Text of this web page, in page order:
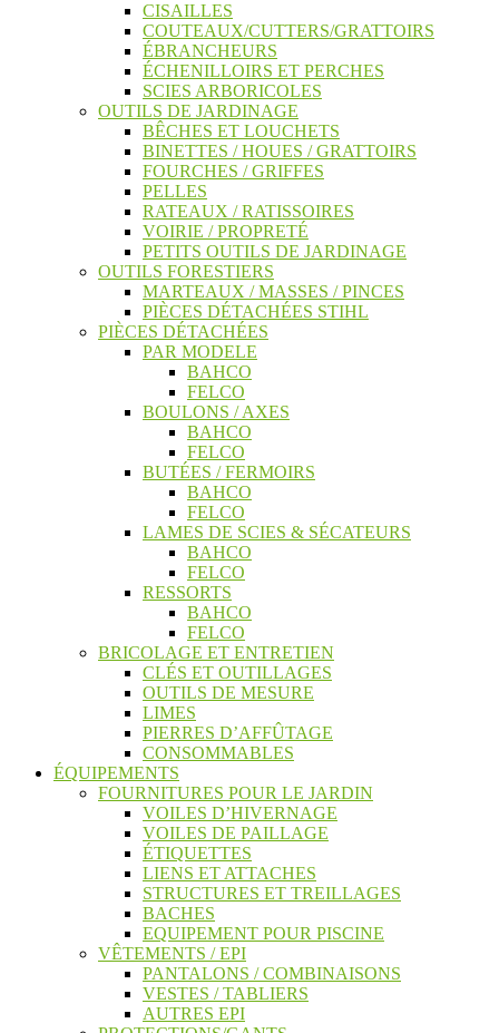
CISAILLES
COUTEAUX/CUTTERS/GRATTOIRS
ÉBRANCHEURS
ÉCHENILLOIRS ET PERCHES
SCIES ARBORICOLES
OUTILS DE JARDINAGE
BÊCHES ET LOUCHETS
BINETTES / HOUES / GRATTOIRS
FOURCHES / GRIFFES
PELLES
RATEAUX / RATISSOIRES
VOIRIE / PROPRETÉ
PETITS OUTILS DE JARDINAGE
OUTILS FORESTIERS
MARTEAUX / MASSES / PINCES
PIÈCES DÉTACHÉES STIHL
PIÈCES DÉTACHÉES
PAR MODELE
BAHCO
FELCO
BOULONS / AXES
BAHCO
FELCO
BUTÉES / FERMOIRS
BAHCO
FELCO
LAMES DE SCIES & SÉCATEURS
BAHCO
FELCO
RESSORTS
BAHCO
FELCO
BRICOLAGE ET ENTRETIEN
CLÉS ET OUTILLAGES
OUTILS DE MESURE
LIMES
PIERRES D’AFFÛTAGE
CONSOMMABLES
ÉQUIPEMENTS
FOURNITURES POUR LE JARDIN
VOILES D’HIVERNAGE
VOILES DE PAILLAGE
ÉTIQUETTES
LIENS ET ATTACHES
STRUCTURES ET TREILLAGES
BACHES
EQUIPEMENT POUR PISCINE
VÊTEMENTS / EPI
PANTALONS / COMBINAISONS
VESTES / TABLIERS
AUTRES EPI